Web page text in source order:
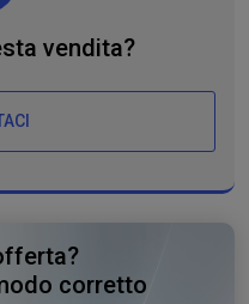
vendita?
corretto